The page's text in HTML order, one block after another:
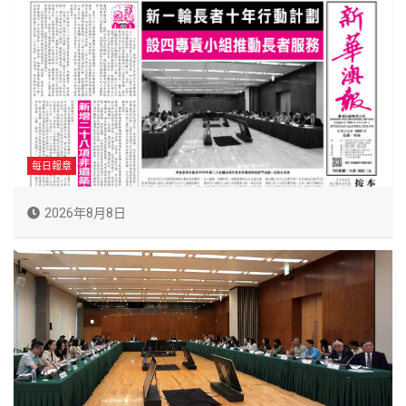
每日報章
2026年8月8日